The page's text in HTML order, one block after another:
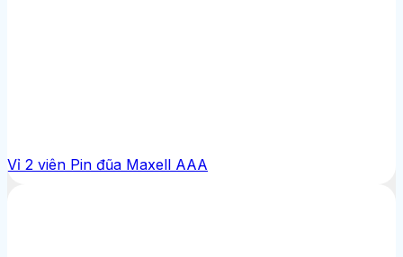
Vỉ 2 viên Pin đũa Maxell AAA